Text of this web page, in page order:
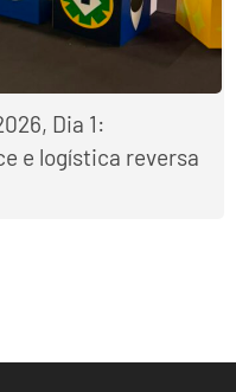
Dia 1:
e logística reversa